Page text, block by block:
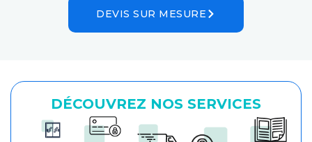
DEVIS SUR MESURE
DÉCOUVREZ NOS SERVICES